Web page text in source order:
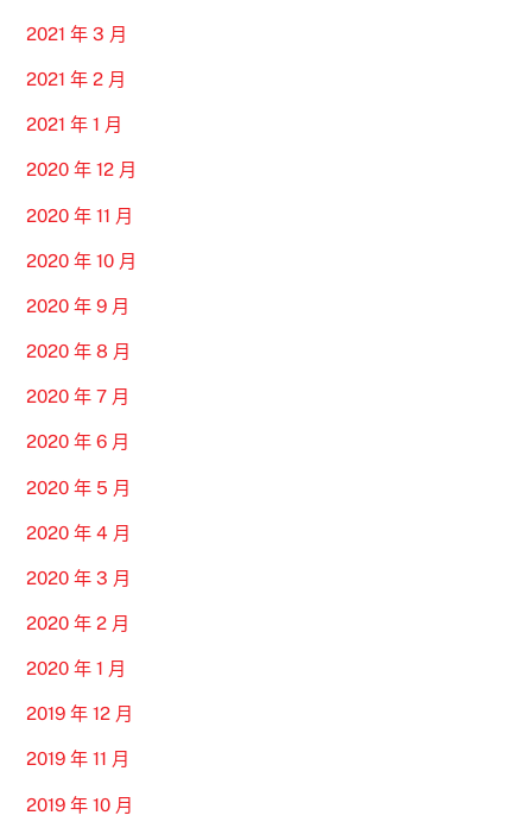
2021 年 3 月
2021 年 2 月
2021 年 1 月
2020 年 12 月
2020 年 11 月
2020 年 10 月
2020 年 9 月
2020 年 8 月
2020 年 7 月
2020 年 6 月
2020 年 5 月
2020 年 4 月
2020 年 3 月
2020 年 2 月
2020 年 1 月
2019 年 12 月
2019 年 11 月
2019 年 10 月